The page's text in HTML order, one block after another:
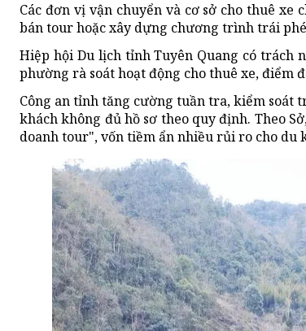
Các đơn vị vận chuyển và cơ sở cho thuê
bán tour hoặc xây dựng chương trình trái
Hiệp hội Du lịch tỉnh Tuyên Quang có trách
phường rà soát hoạt động cho thuê xe,
Công an tỉnh tăng cường tuần tra, kiểm soát
khách không đủ hồ sơ theo quy định. Theo
doanh tour", vốn tiềm ẩn nhiều rủi ro cho du